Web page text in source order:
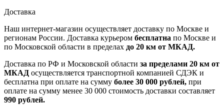
Доставка
Наш интернет-магазин осуществляет доставку по Москве и
регионам России. Доставка курьером бесплатна по Москве и
по Московской области в пределах до 20 км от МКАД.
Доставка по РФ и Московской области за пределами 20 км от
МКАД осуществляется транспортной компанией СДЭК и
бесплатна при оплате на сумму более 30 000 рублей, при
оплате на сумму менее 30 000 стоимость доставки составляет
990 рублей.